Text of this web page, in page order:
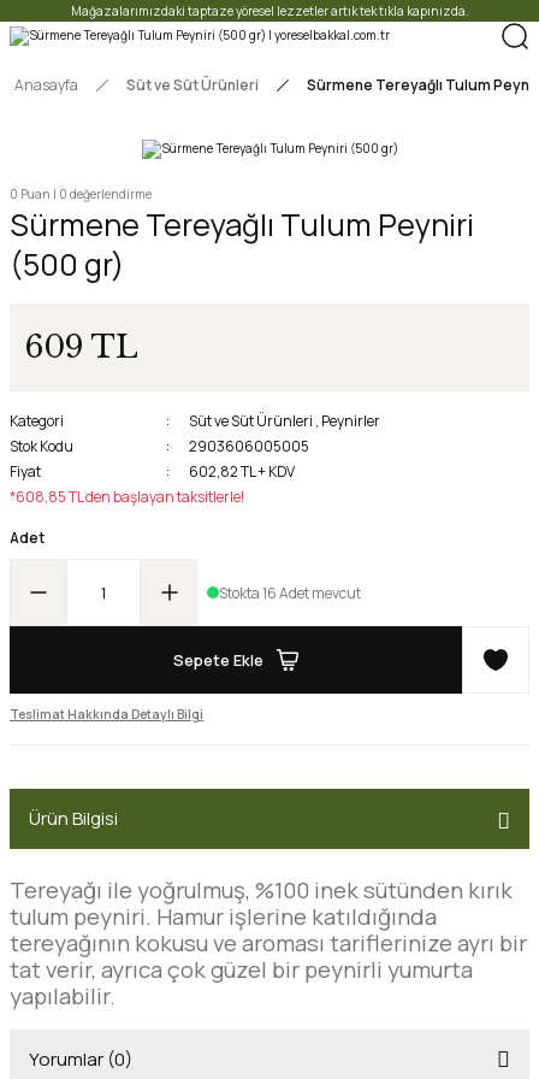
Mağazalarımızdaki taptaze yöresel lezzetler artık tek tıkla kapınızda.
Anasayfa Süt ve Süt Ürünleri Sürmene Tereyağlı Tulum
0 Puan | 0 değerlendirme
Sürmene Tereyağlı Tulum Peyniri
(500 gr)
609 TL
Kategori Süt ve Süt Ürünleri , Peynirler
Stok Kodu
2903606005005
Fiyat
602,82 TL + KDV
*608,85 TL den başlayan taksitlerle!
Adet
Stokta 16 Adet mevcut
Sepete Ekle
Teslimat Hakkında Detaylı Bilgi
Ürün Bilgisi
Tereyağı ile yoğrulmuş, %100 inek sütünden kırık
tulum peyniri. Hamur işlerine katıldığında
tereyağının kokusu ve aroması tariflerinize ayrı bir
tat verir, ayrıca çok güzel bir peynirli yumurta
yapılabilir.
Yorumlar (0)